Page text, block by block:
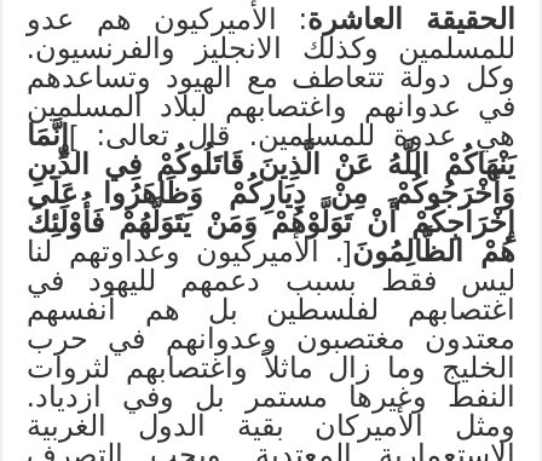
الحقيقة العاشرة: الأميركيون هم عدو
للمسلمين وكذلك الانجليز والفرنسيون.
وكل دولة تتعاطف مع الهيود وتساعدهم
في عدوانهم واغتصابهم لبلاد المسلمين
هي عدوة للمسلمين. قال تعالى: ] إِنَّمَا
يَنْهَاكُمْ اللَّهُ عَنْ الَّذِينَ قَاتَلُوكُمْ فِي الدِّينِ
وَأَخْرَجُوكُمْ مِنْ دِيَارِكُمْ وَظَاهَرُوا عَلَى
إِخْرَاجِكُمْ أَنْ تَوَلَّوْهُمْ وَمَنْ يَتَوَلَّهُمْ فَأُوْلَئِكَ
هُمْ الظَّالِمُونَ[. الأميركيون وعداوتهم لنا
ليس فقط بسبب دعمهم لليهود في
اغتصابهم لفلسطين بل هم أنفسهم
معتدون مغتصبون وعدوانهم في حرب
الخليج وما زال ماثلاً واغتصابهم لثروات
النفط وغيرها مستمر بل وفي ازدياد.
ومثل الأميركان بقية الدول الغربية
الاستعمارية المعتدية. ويجب التصرف